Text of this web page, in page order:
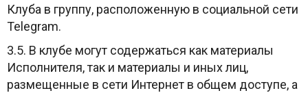
Клуба в группу, расположенную в социальной сети
Telegram.
3.5. В клубе могут содержаться как материалы
Исполнителя, так и материалы и иных лиц,
размещенные в сети Интернет в общем доступе, а